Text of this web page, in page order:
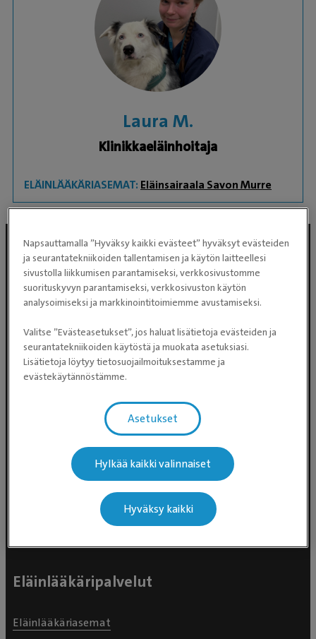
Laura M.
Klinikkaeläinhoitaja
ELÄINLÄÄKÄRIASEMAT: Eläinsairaala Savon Murre
Evidensia Eläinlääkäripalvelut
Takomotie 1-3, 4. krs 00380 Helsinki
Valtakunnallinen asiakaspalvelu:
p. 0300 484 789 (0,59€/min +
pvm/mpm) (ma–pe klo 8:00–16:00)
Puhelun hinta 0300-ajanvarausnumeroon on
0,59 eur/min + pvm/mpm. Puhelinjonotus on
Eläinlääkäripalvelut
Eläinlääkäriasemat
Napsauttamalla ”Hyväksy kaikki evästeet” hyväksyt evästeiden
ja seurantatekniikoiden tallentamisen ja käytön laitteellesi
sivustolla liikkumisen parantamiseksi, verkkosivustomme
suorituskyvyn parantamiseksi, verkkosivuston käytön
analysoimiseksi ja markkinointitoimiemme avustamiseksi.
Valitse ”Evästeasetukset”, jos haluat lisätietoja evästeiden ja
seurantatekniikoiden käytöstä ja muokata asetuksiasi.
Lisätietoja löytyy tietosuojailmoituksestamme ja
evästekäytännöstämme.
Asetukset
Hylkää kaikki valinnaiset
Hyväksy kaikki